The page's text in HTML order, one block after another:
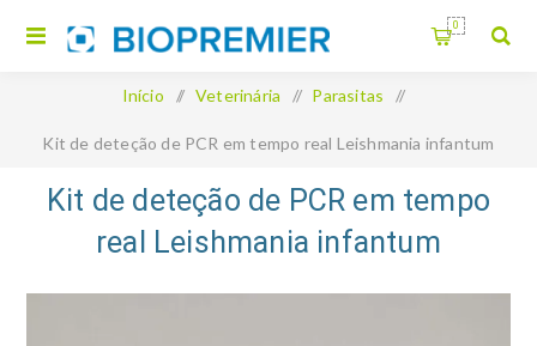
0
Início / Veterinária / Parasitas /
Kit de deteção de PCR em tempo real Leishmania infantum
(complexo Leishmania donovani)
Kit de deteção de PCR em tempo
real Leishmania infantum
(complexo Leishmania donovani)